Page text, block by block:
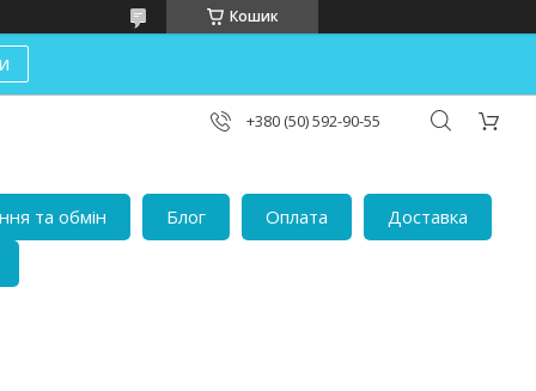
Кошик
+380 (50) 592-90-55
та обмін Блог Оплата
Доставка